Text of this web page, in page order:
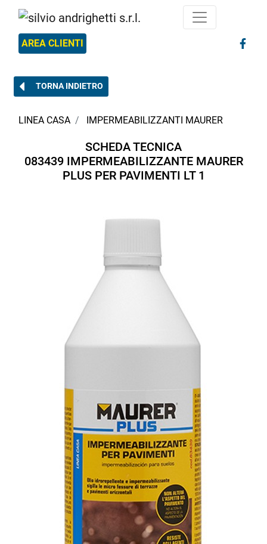
AREA CLIENTI
TORNA INDIETRO
LINEA CASA IMPERMEABILIZZANTI MAURER
SCHEDA TECNICA
083439 IMPERMEABILIZZANTE MAURER
PLUS PER PAVIMENTI LT 1